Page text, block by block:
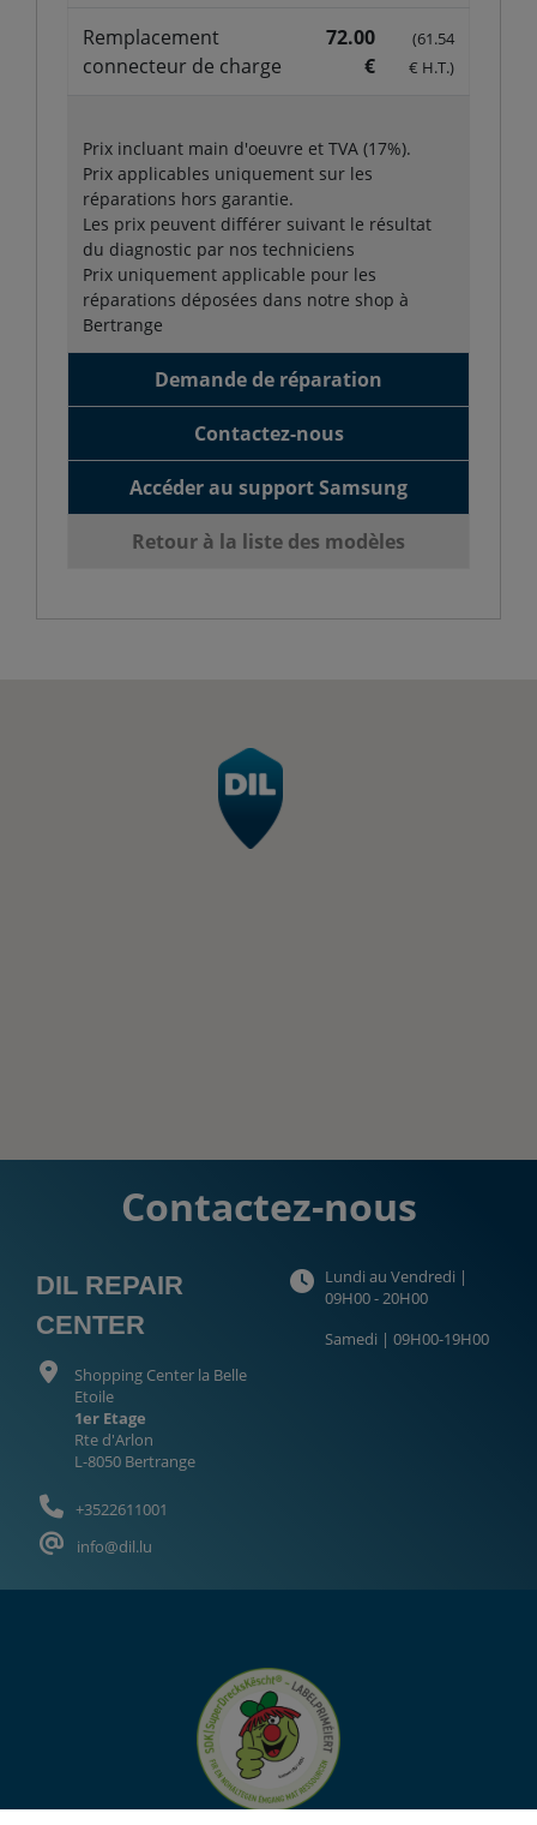
Remplacement
connecteur de charge
72.00
€
(61.54
€ H.T.)
Prix incluant main d'oeuvre et TVA (17%).
Prix applicables uniquement sur les
réparations hors garantie.
Les prix peuvent différer suivant le résultat
du diagnostic par nos techniciens
Prix uniquement applicable pour les
réparations déposées dans notre shop à
Bertrange
Demande de réparation
Contactez-nous
Accéder au support Samsung
Retour à la liste des modèles
Contactez-nous
DIL REPAIR
CENTER
Shopping Center la Belle
Etoile
1er Etage
Rte d'Arlon
L-8050 Bertrange
+3522611001
info@dil.lu
Lundi au Vendredi |
09H00 - 20H00
Samedi | 09H00-19H00